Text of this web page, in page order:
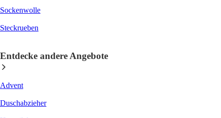
Sockenwolle
Steckrueben
Entdecke andere Angebote
Advent
Duschabzieher